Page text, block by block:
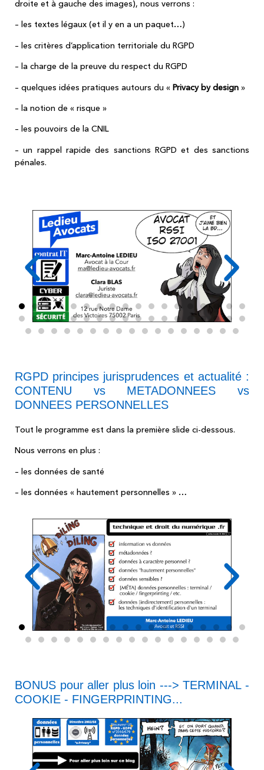
droite et à gauche des images), nous verrons :
– les textes légaux (et il y en a un paquet…)
– les critères d’application territoriale du RGPD
– la charge de la preuve du respect du RGPD
– quelques idées pratiques autours du « Privacy by design »
– la notion de « risque »
– les pouvoirs de la CNIL
– un rappel rapide des sanctions RGPD et des sanctions
pénales.
RGPD principes jurisprudences et actualité :
CONTENU vs METADONNEES vs
DONNEES PERSONNELLES
Tout le programme est dans la première slide ci-dessous.
Nous verrons en plus :
– les données de santé
– les données « hautement personnelles » …
BONUS pour aller plus loin ---> TERMINAL -
COOKIE - FINGERPRINTING...